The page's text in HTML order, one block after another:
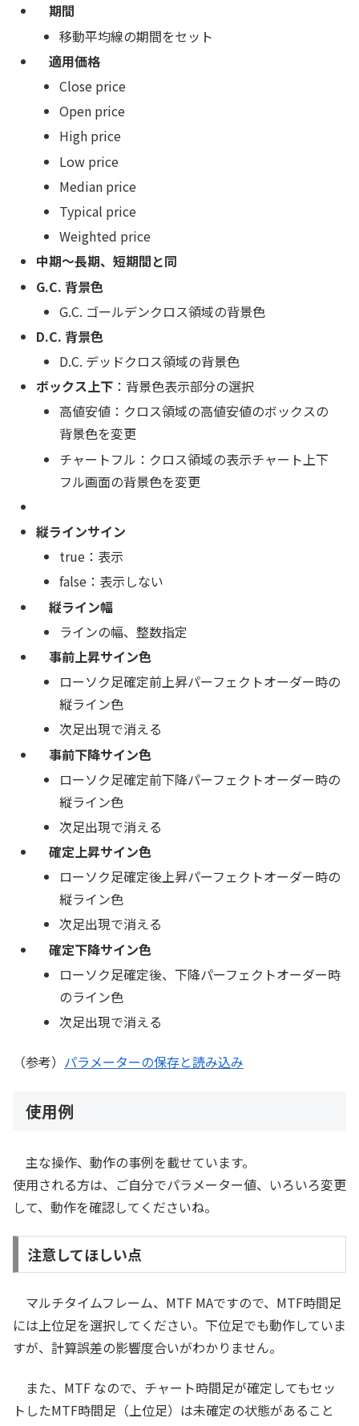
期間
移動平均線の期間をセット
適用価格
Close price
Open price
High price
Low price
Median price
Typical price
Weighted price
中期～長期、短期間と同
G.C. 背景色
G.C. ゴールデンクロス領域の背景色
D.C. 背景色
D.C. デッドクロス領域の背景色
ボックス上下 ：背景色表示部分の選択
高値安値：クロス領域の高値安値のボックスの
背景色を変更
チャートフル：クロス領域の表示チャート上下
フル画面の背景色を変更
縦ラインサイン
true：表示
false：表示しない
縦ライン幅
ラインの幅、整数指定
事前上昇サイン色
ローソク足確定前上昇パーフェクトオーダー時の
縦ライン色
次足出現で消える
事前下降サイン色
ローソク足確定前下降パーフェクトオーダー時の
縦ライン色
次足出現で消える
確定上昇サイン色
ローソク足確定後上昇パーフェクトオーダー時の
縦ライン色
次足出現で消える
確定下降サイン色
ローソク足確定後、下降パーフェクトオーダー時
のライン色
次足出現で消える
（参考） パラメーターの保存と読み込み
使用例
主な操作、動作の事例を載せています。
使用される方は、ご自分でパラメーター値、いろいろ変更
して、動作を確認してくださいね。
注意してほしい点
マルチタイムフレーム、MTF MAですので、MTF時間足
には上位足を選択してください。下位足でも動作していま
すが、計算誤差の影響度合いがわかりません。
また、MTF なので、チャート時間足が確定してもセッ
トしたMTF時間足（上位足）は未確定の状態があること